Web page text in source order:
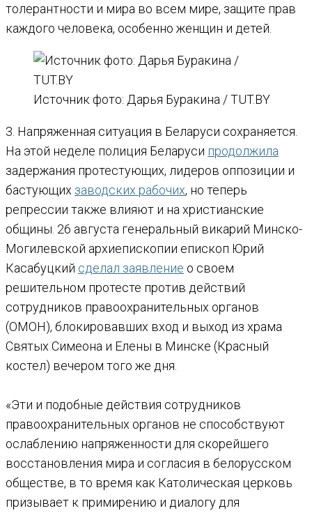
толерантности и мира во всем мире, защите прав
каждого человека, особенно женщин и детей.
Источник фото: Дарья Буракина / TUT.BY
3. Напряженная ситуация в Беларуси сохраняется.
На этой неделе полиция Беларуси продолжила
задержания протестующих, лидеров оппозиции и
бастующих заводских рабочих, но теперь
репрессии также влияют и на христианские
общины. 26 августа генеральный викарий Минско-
Могилевской архиепископии епископ Юрий
Касабуцкий сделал заявление о своем
решительном протесте против действий
сотрудников правоохранительных органов
(ОМОН), блокировавших вход и выход из храма
Святых Симеона и Елены в Минске (Красный
костел) вечером того же дня.
«Эти и подобные действия сотрудников
правоохранительных органов не способствуют
ослаблению напряженности для скорейшего
восстановления мира и согласия в белорусском
обществе, в то время как Католическая церковь
призывает к примирению и диалогу для